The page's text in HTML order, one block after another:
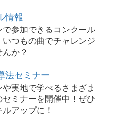
情報
で参加できるコンクール
いつもの曲でチャレンジ
か？
法セミナー
実地で学べるさまざま
セミナーを開催中！ぜひ
アップに！